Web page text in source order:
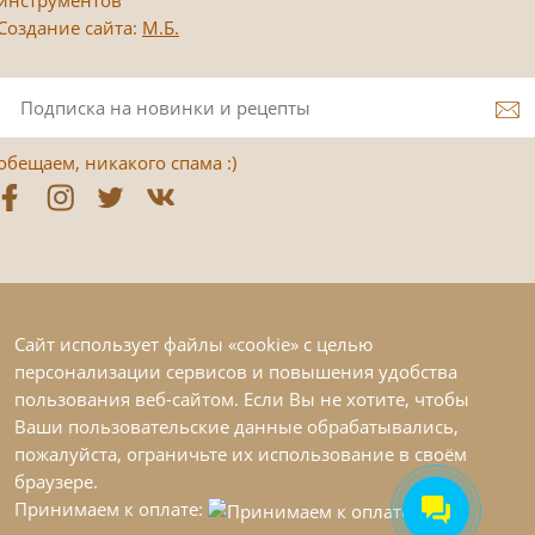
сайта: М.Б.
никакого спама :)
Сайт использует файлы «cookie» с целью
персонализации сервисов и повышения удобства
пользования веб-сайтом. Если Вы не хотите, чтобы
Ваши пользовательские данные обрабатывались,
пожалуйста, ограничьте их использование в своём
браузере.
Принимаем к оплате: